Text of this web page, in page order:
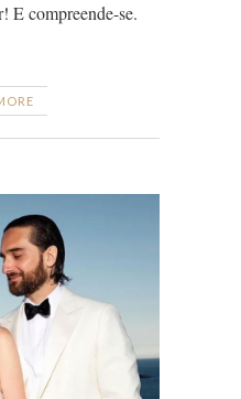
E compreende-se.